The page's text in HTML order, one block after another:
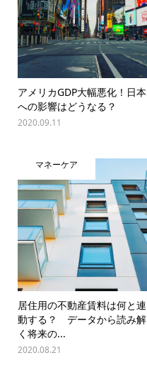
アメリカGDP大幅悪化！日本
への影響はどうなる？
2020.09.11
マネーケア
居住用の不動産賃料は何と連
動する？ データから読み解
く将来の...
2020.08.21